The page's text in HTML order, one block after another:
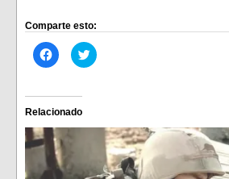
Comparte esto:
Haz
clic
Facebook
(Se
abre
en
una
ventana
nueva)
Haz
clic
en
una
ventana
nueva)
Relacionado